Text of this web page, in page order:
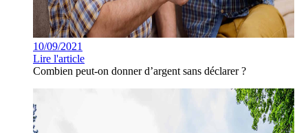
10/09/2021
Lire l'article
Combien peut-on donner d’argent sans déclarer ?